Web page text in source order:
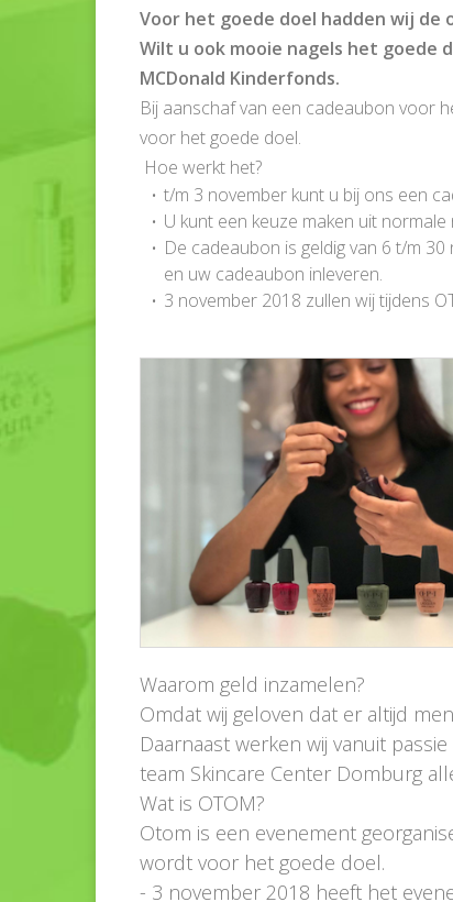
Voor het goede doel hadden wij de
Wilt u ook mooie nagels het goede
MCDonald Kinderfonds.
Bij aanschaf van een cadeaubon voor
voor het goede doel.
Hoe werkt het?
t/m 3 november kunt u bij ons een
U kunt een keuze maken uit normale
De cadeaubon is geldig van 6 t/m
en uw cadeaubon inleveren.
3 november 2018 zullen wij tijdens
Waarom geld inzamelen?
Omdat wij geloven dat er altijd
Daarnaast werken wij vanuit
team Skincare Center Domburg
Wat is OTOM?
Otom is een evenement
wordt voor het goede doel.
- 3 november 2018 heeft het